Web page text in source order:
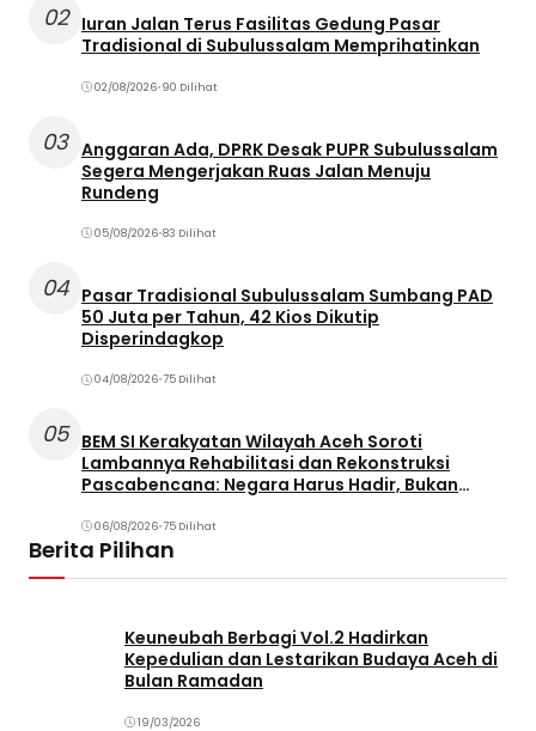
02
Iuran Jalan Terus Fasilitas Gedung Pasar
Tradisional di Subulussalam Memprihatinkan
02/08/2026•90 Dilihat
03 Anggaran Ada, DPRK Desak PUPR Subulussalam
Segera Mengerjakan Ruas Jalan Menuju
Rundeng
05/08/2026•83 Dilihat
04 Pasar Tradisional Subulussalam Sumbang PAD
50 Juta per Tahun, 42 Kios Dikutip
Disperindagkop
04/08/2026•75 Dilihat
05 BEM SI Kerakyatan Wilayah Aceh Soroti
Lambannya Rehabilitasi dan Rekonstruksi
Pascabencana: Negara Harus Hadir, Bukan
06/08/2026•75 Dilihat
Berita Pilihan
Keuneubah Berbagi Vol.2 Hadirkan
Kepedulian dan Lestarikan Budaya Aceh di
Bulan Ramadan
19/03/2026